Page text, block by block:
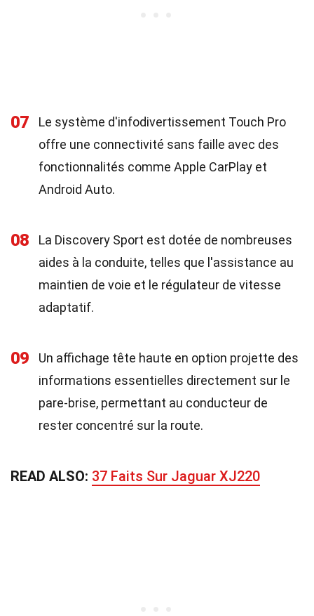
07
Le système d'infodivertissement Touch Pro
offre une connectivité sans faille avec des
fonctionnalités comme Apple CarPlay et
Android Auto.
08
La Discovery Sport est dotée de nombreuses
aides à la conduite, telles que l'assistance au
maintien de voie et le régulateur de vitesse
adaptatif.
09
Un affichage tête haute en option projette des
informations essentielles directement sur le
pare-brise, permettant au conducteur de
rester concentré sur la route.
READ ALSO: 37 Faits Sur Jaguar XJ220